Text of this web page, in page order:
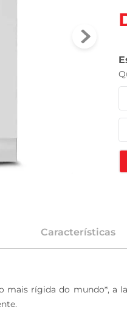
Características
rígida do mundo*, a